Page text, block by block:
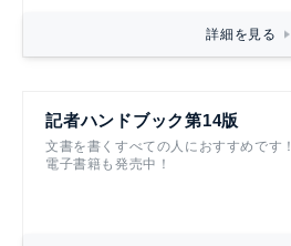
詳細を見る
記者ハンドブック第14版
文書を書くすべての人におすすめです！
電子書籍も発売中！